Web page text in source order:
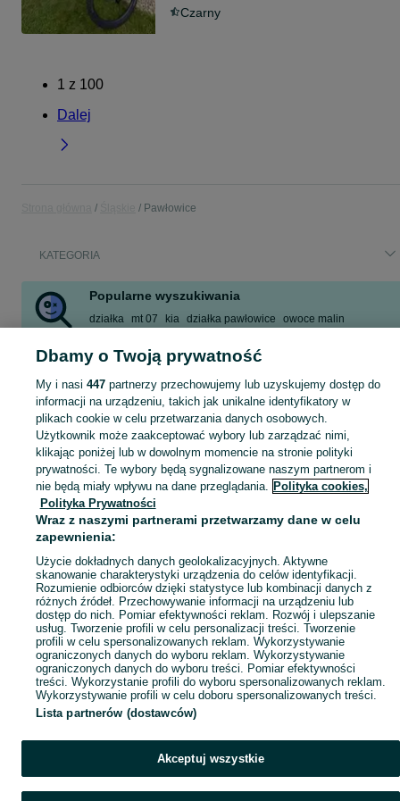
Czarny
1 z 100
Dalej
Pawłowice
KATEGORIA
Popularne wyszukiwania
działka mt 07 kia działka pawłowice
owoce malin
Zobacz Więcej
Skorzystaj z największego serwisu ogłoszeniowego - Pawłowice i okolice! Kupuj to, czego pragniesz i sprzedawaj to, czego już nie potrzebujesz!
Mapa kategorii
Mapa miejscowości
Mapa ministron
Popularne wyszukiwania
Dbamy o Twoją prywatność
My i nasi 447partnerzy przechowujemy lub uzyskujemy dostęp do
informacji na urządzeniu, takich jak unikalne identyfikatory w
plikach cookie w celu przetwarzania danych osobowych.
Użytkownik może zaakceptować wybory lub zarządzać nimi,
klikając poniżej lub w dowolnym momencie na stronie polityki
prywatności. Te wybory będą sygnalizowane naszym partnerom i
nie będą miały wpływu na dane przeglądania. Polityka cookies,
Polityka Prywatności
Wraz z naszymi partnerami przetwarzamy dane w celu
zapewnienia:
Użycie dokładnych danych geolokalizacyjnych. Aktywne
skanowanie charakterystyki urządzenia do celów identyfikacji.
Rozumienie odbiorców dzięki statystyce lub kombinacji danych z
różnych źródeł. Przechowywanie informacji na urządzeniu lub
dostęp do nich. Pomiar efektywności reklam. Rozwój i ulepszanie
usług. Tworzenie profili w celu personalizacji treści. Tworzenie
profili w celu spersonalizowanych reklam. Wykorzystywanie
ograniczonych danych do wyboru reklam. Wykorzystywanie
ograniczonych danych do wyboru treści. Pomiar efektywności
treści. Wykorzystanie profili do wyboru spersonalizowanych reklam.
Wykorzystywanie profili w celu doboru spersonalizowanych treści.
Lista partnerów (dostawców)
Akceptuj wszystkie